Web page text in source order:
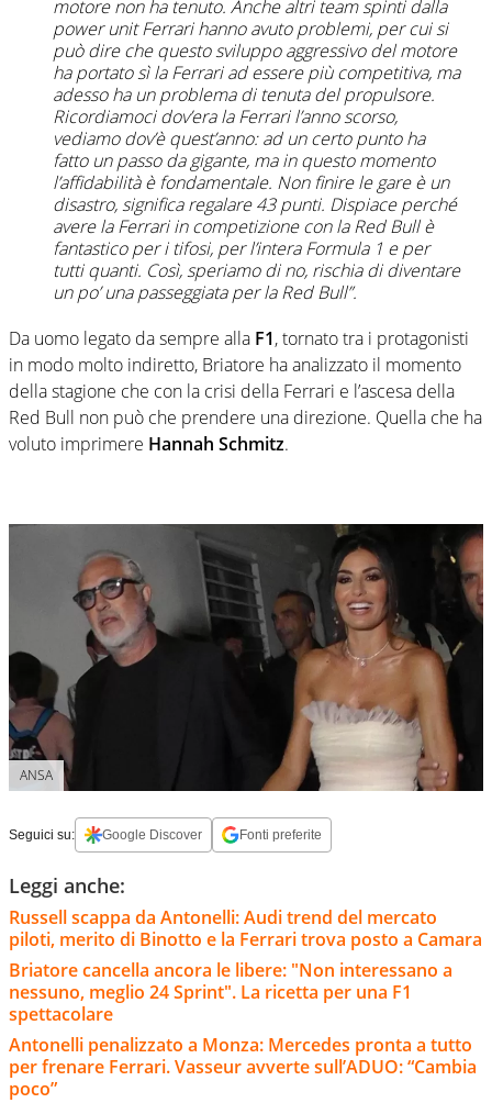
motore non ha tenuto. Anche altri team spinti dalla
power unit Ferrari hanno avuto problemi, per cui si
può dire che questo sviluppo aggressivo del motore
ha portato sì la Ferrari ad essere più competitiva, ma
adesso ha un problema di tenuta del propulsore.
Ricordiamoci dov’era la Ferrari l’anno scorso,
vediamo dov’è quest’anno: ad un certo punto ha
fatto un passo da gigante, ma in questo momento
l’affidabilità è fondamentale. Non finire le gare è un
disastro, significa regalare 43 punti. Dispiace perché
avere la Ferrari in competizione con la Red Bull è
fantastico per i tifosi, per l’intera Formula 1 e per
tutti quanti. Così, speriamo di no, rischia di diventare
un po’ una passeggiata per la Red Bull”.
Da uomo legato da sempre alla F1, tornato tra i protagonisti
in modo molto indiretto, Briatore ha analizzato il momento
della stagione che con la crisi della Ferrari e l’ascesa della
Red Bull non può che prendere una direzione. Quella che ha
voluto imprimere Hannah Schmitz.
ANSA
Seguici su: Google Discover Fonti preferite
Leggi anche:
Russell scappa da Antonelli: Audi trend del mercato
piloti, merito di Binotto e la Ferrari trova posto a Camara
Briatore cancella ancora le libere: "Non interessano a
nessuno, meglio 24 Sprint". La ricetta per una F1
spettacolare
Antonelli penalizzato a Monza: Mercedes pronta a tutto
per frenare Ferrari. Vasseur avverte sull’ADUO: “Cambia
poco”